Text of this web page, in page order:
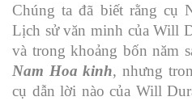
Chúng ta đã biết rằng cụ
Lịch sử văn minh của Will
và trong khoảng bốn năm
Nam Hoa kinh, nhưng
cụ dẫn lời nào của Will